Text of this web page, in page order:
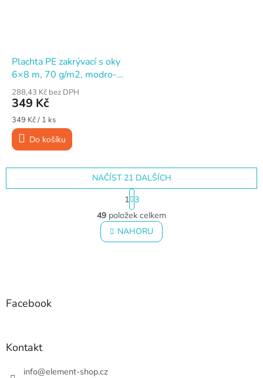
Plachta PE zakrývací s oky
6×8 m, 70 g/m2, modro-
stříbrná
288,43 Kč bez DPH
349 Kč
Měrná
cena:
349 Kč / 1 ks
Do košíku
O
v
l
á
NAČÍST 21 DALŠÍCH
S
t
r
á
n
k
1 3
49 položek celkem
NAHORU
Facebook
Kontakt
info@element-shop.cz